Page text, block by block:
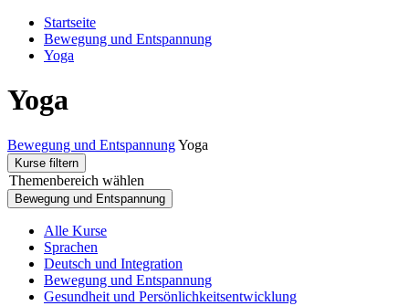
Startseite
Bewegung und Entspannung
Yoga
Yoga
Bewegung und EntspannungYoga
Kurse filtern
Themenbereich wählen
Bewegung und Entspannung
Alle Kurse
Sprachen
Deutsch und Integration
Bewegung und Entspannung
Gesundheit und Persönlichkeitsentwicklung